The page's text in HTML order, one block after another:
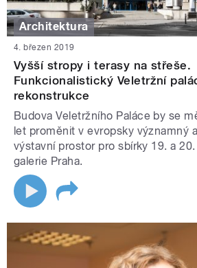
Architektura
4. březen 2019
Vyšší stropy i terasy na střeše.
Funkcionalistický Veletržní
rekonstrukce
Budova Veletržního Paláce by se
let proměnit v evropsky významný
výstavní prostor pro sbírky 19. a
galerie Praha.